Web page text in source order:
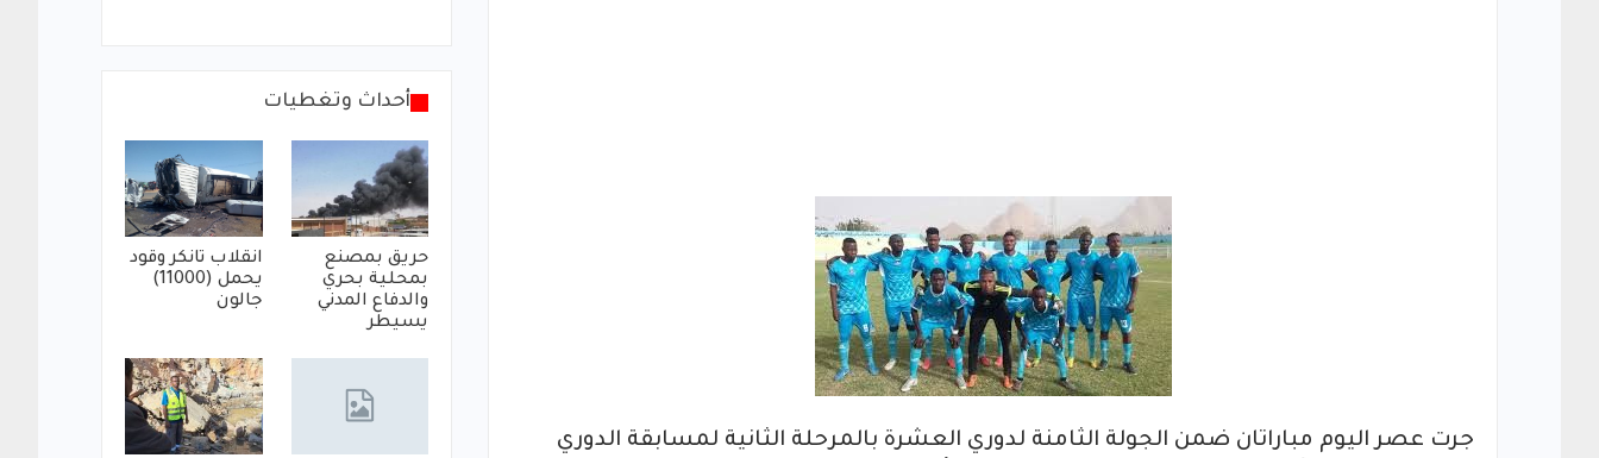
جرت عصر اليوم مباراتان ضمن الجولة الثامنة لدوري العشرة بالمرحلة الثانية لمسابقة الدوري
أحداث وتغطيات
حريق بمصنع
بمحلية بحري
والدفاع المدني
يسيطر
انقلاب تانكر وقود
يحمل (11000)
جالون